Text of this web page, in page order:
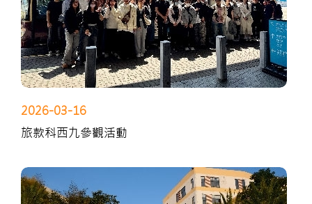
2026-03-16
旅款科西九參觀活動